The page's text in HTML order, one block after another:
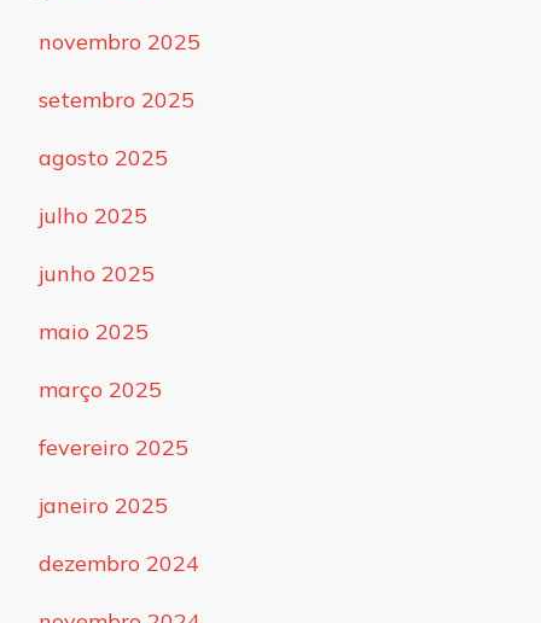
novembro 2025
setembro 2025
agosto 2025
julho 2025
junho 2025
maio 2025
março 2025
fevereiro 2025
janeiro 2025
dezembro 2024